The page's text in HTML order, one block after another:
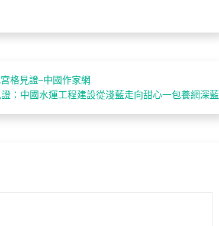
格見證–中國作家網
證：中國水運工程建設從淺藍走向甜心一包養網深藍